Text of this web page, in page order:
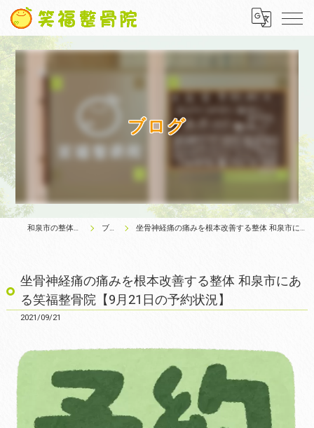
ブログ
和泉市の整体は笑福整骨院 ブログ 坐骨神経痛の痛みを根本改善する整体 和泉市にある笑福整骨院【9月21日の予約状況】
坐骨神経痛の痛みを根本改善する整体 和泉市にあ
る笑福整骨院【9月21日の予約状況】
2021/09/21